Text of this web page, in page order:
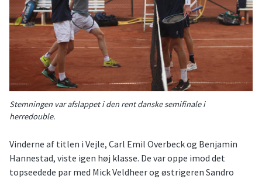
Stemningen var afslappet i den rent danske semifinale i
herredouble.
Vinderne af titlen i Vejle, Carl Emil Overbeck og Benjamin
Hannestad, viste igen høj klasse. De var oppe imod det
topseedede par med Mick Veldheer og østrigeren Sandro